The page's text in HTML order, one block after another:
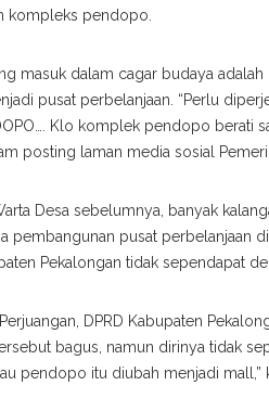
kompleks pendopo.
masuk dalam cagar budaya
pusat perbelanjaan. “Perlu
Klo komplek pendopo berati
posting laman media sosial
Desa sebelumnya, banyak
pembangunan pusat perbelanjaan
Pekalongan tidak sependapat
DPRD Kabupaten
bagus, namun dirinya tidak
pendopo itu diubah menjadi mall,”